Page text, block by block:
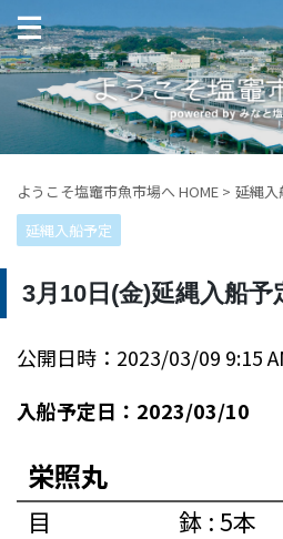
ようこそ塩竈市魚市場へ HOME > 延縄入
延縄入船予定
3月10日(金)延縄入船予
公開日時：2023/03/09 9:15
入船予定日：2023/03/10
栄照丸
目鉢 : 5本